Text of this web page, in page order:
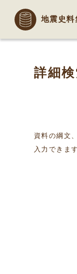
地震史料
詳細
資料の綱文
入力できま